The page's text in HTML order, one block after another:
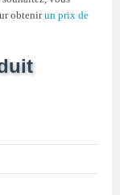
obtenirun prix de